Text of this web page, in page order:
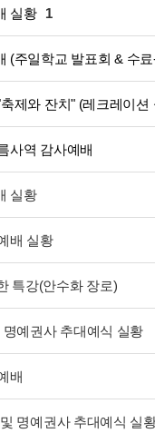
실황 1
(주일학교 발표회 & 수
제와 잔치" (레크레이션
사역 감사예배
실황
배 실황
특강(안수화 장로)
예권사 추대예식 실황
배
명예권사 추대예식 실